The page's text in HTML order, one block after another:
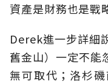
資產是財務也是戰
Derek進一步詳細
舊金山）一定不能
無可取代；洛杉